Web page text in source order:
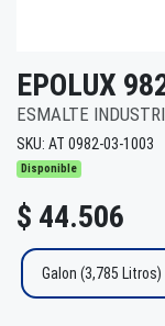
EPOLUX
ESMALTE
SKU: AT 0982-03-1003
Disponible
$ 44.506
Galon (3,785 Litros)